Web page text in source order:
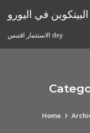
الاستثمار اقتبس dxy
Home